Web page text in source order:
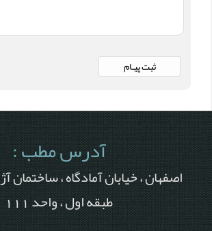
آدرس مطب :
اصفهان ، خیابان آمادگاه ، ساختمان
طبقه اول ، واحد 111